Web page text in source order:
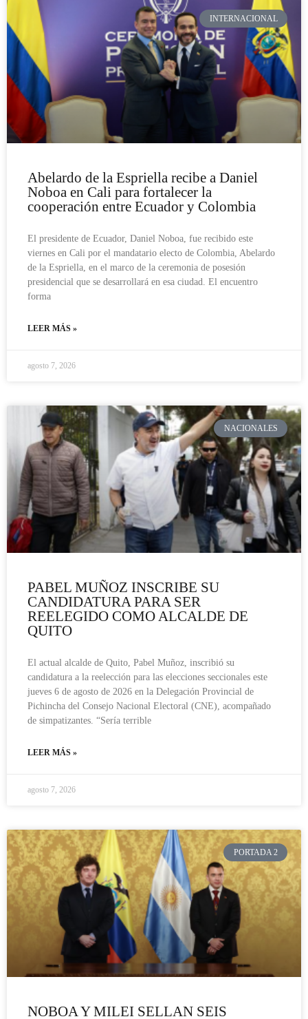
INTERNACIONAL
Abelardo de la Espriella recibe a Daniel
Noboa en Cali para fortalecer la
cooperación entre Ecuador y Colombia
El presidente de Ecuador, Daniel Noboa, fue recibido este
viernes en Cali por el mandatario electo de Colombia, Abelardo
de la Espriella, en el marco de la ceremonia de posesión
presidencial que se desarrollará en esa ciudad. El encuentro
forma
LEER MÁS »
agosto 7, 2026
NACIONALES
PABEL MUÑOZ INSCRIBE SU
CANDIDATURA PARA SER
REELEGIDO COMO ALCALDE DE
QUITO
El actual alcalde de Quito, Pabel Muñoz, inscribió su
candidatura a la reelección para las elecciones seccionales este
jueves 6 de agosto de 2026 en la Delegación Provincial de
Pichincha del Consejo Nacional Electoral (CNE), acompañado
de simpatizantes. “Sería terrible
LEER MÁS »
agosto 7, 2026
PORTADA 2
NOBOA Y MILEI SELLAN SEIS